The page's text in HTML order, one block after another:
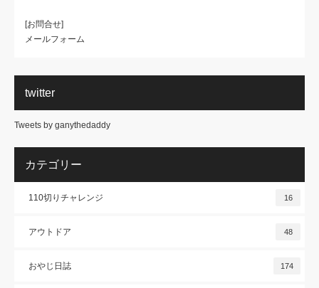
[お問合せ]
メールフォーム
twitter
Tweets by ganythedaddy
カテゴリー
110切りチャレンジ 16
アウトドア 48
おやじ日誌 174